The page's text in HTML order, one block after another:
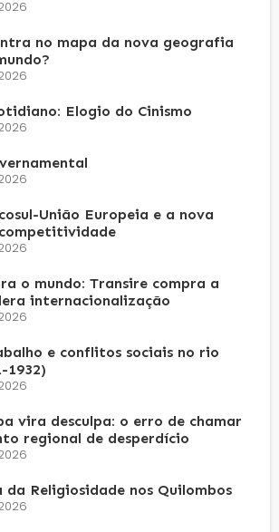
no mapa da nova geografia
Elogio do Cinismo
União Europeia e a nova
o mundo: Transire compra a
internacionalização
e conflitos sociais no rio
1932)
vira desculpa: o erro de chamar
regional de desperdício
da Religiosidade nos Quilombos